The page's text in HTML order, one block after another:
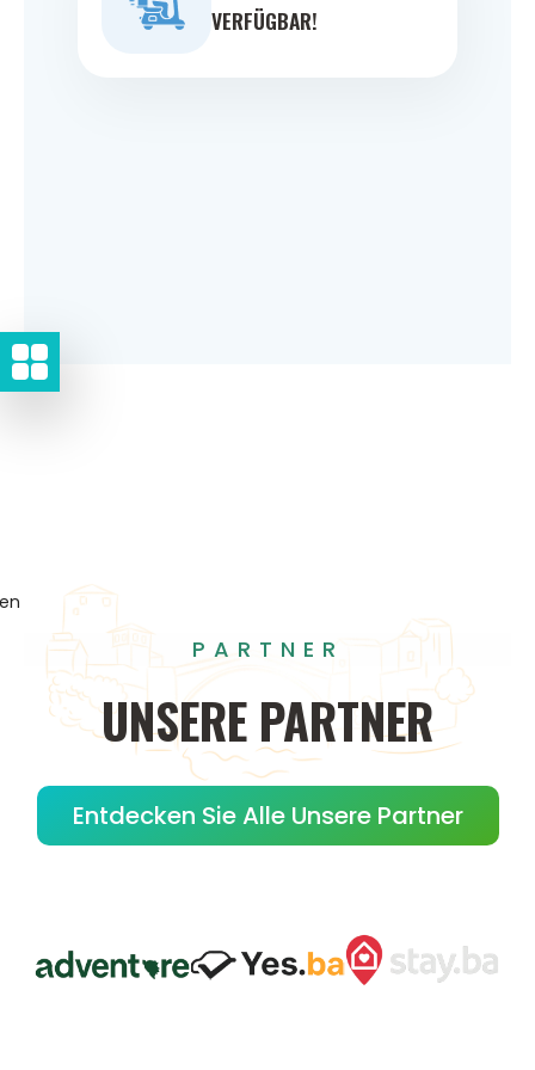
VERFÜGBAR!
PARTNER
UNSERE PARTNER
Entdecken Sie Alle Unsere Partner